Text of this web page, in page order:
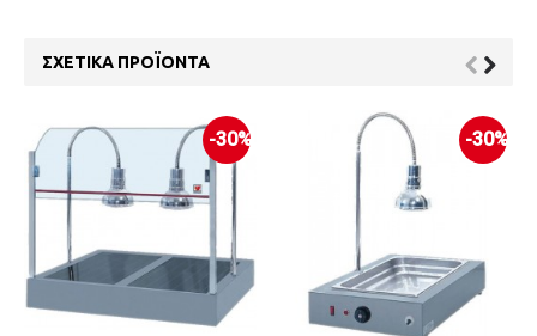
ΣΧΕΤΙΚΆ ΠΡΟΪΌΝΤΑ
-30% -30%